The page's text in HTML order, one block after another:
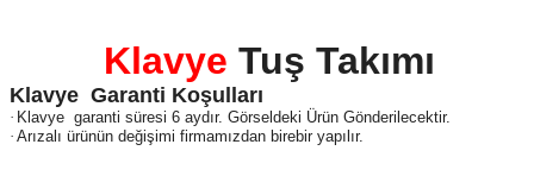
Klavye Tuş Takımı
Klavye Garanti Koşulları
Klavye garanti süresi 6 aydır. Görseldeki Ürün Gönderilecektir.
Arızalı ürünün değişimi firmamızdan birebir yapılır.